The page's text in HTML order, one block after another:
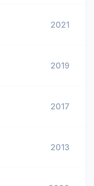
2021
2019
2017
2013